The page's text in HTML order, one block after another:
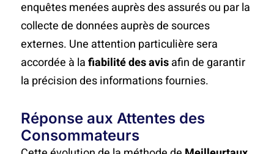
enquêtes menées auprès des assurés ou par la
collecte de données auprès de sources
externes. Une attention particulière sera
accordée à lafiabilité des avisafin de garantir
la précision des informations fournies.
Réponse aux Attentes des
Consommateurs